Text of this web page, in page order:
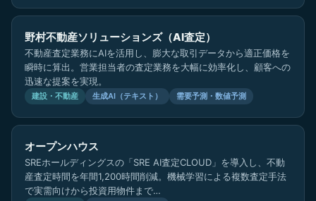
野村不動産ソリューションズ（AI査定）
不動産査定業務にAIを活用し、膨大な取引データから適正価格を
瞬時に算出。営業担当者の査定業務を大幅に効率化し、顧客への
迅速な提案を実現。
建設・不動産 生成AI（テキスト） 需要予測・数値予測
オープンハウス
SREホールディングスの「SRE AI査定CLOUD」を導入し、不動
産査定時間を年間1,200時間削減。機械学習による複数査定手法
で実需向けから投資用物件まで…